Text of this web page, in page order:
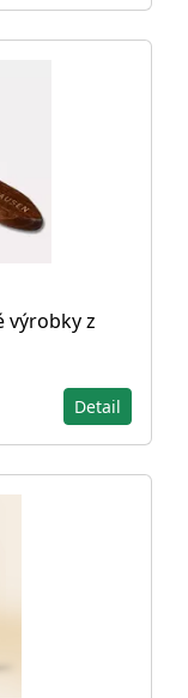
výrobky z
Detail